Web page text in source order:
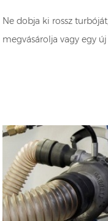
Ne dobja ki rossz
megvásárolja vagy egy